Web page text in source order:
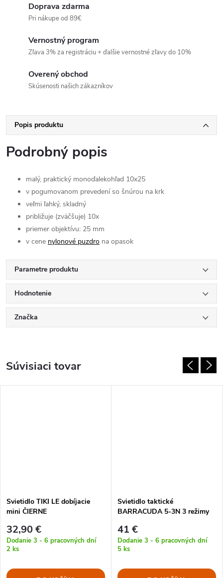
Doprava zdarma
Pri nákupe od 89€
Vernostný program
Zľava 3% za registráciu + ďalšie vernostné zľavy do 10%
Overený obchod
Skúsenosti našich zákazníkov
Popis produktu
Podrobný popis
malý, praktický monoďalekohľad 10x25
v pogumovanom prevedení so šnúrou na krk
veľmi ľahký, skladný
približuje (zväčšuje) 10x
priemer objektívu: 25 mm
v cene nylonové puzdro na opasok
Parametre produktu
Hodnotenie
Značka
Súvisiaci tovar
Svietidlo TIKI LE dobíjacie
mini ČIERNE
32,90 €
Dodanie 3 - 6 pracovných dní
2 ks
Svietidlo taktické
BARRACUDA 5-3N 3 režimy
41 €
Dodanie 3 - 6 pracovných dní
5 ks